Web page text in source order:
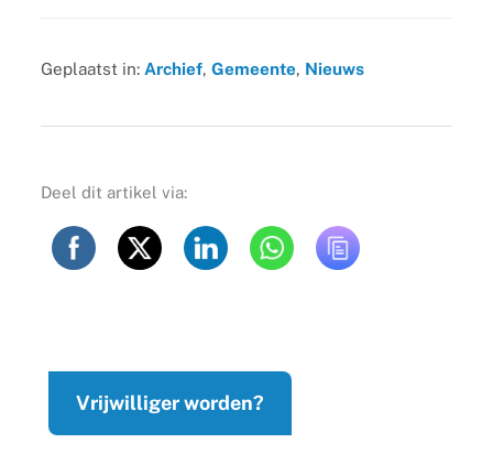
Geplaatst in: Archief, Gemeente, Nieuws
Deel dit artikel via:
Vrijwilliger worden?